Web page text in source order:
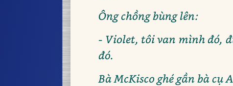
Ông chồng bùng lên:
- Violet, tôi van mình đó,
đó.
Bà McKisco ghé gần bà cụ